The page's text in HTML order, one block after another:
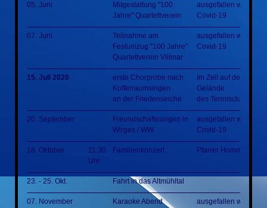
05. Juni
Mitgestaltung "100
Jahre" Quartettverein
ausgefallen wegen
Covid-19
07. Juni
Teilnahme am
Festumzug "100 Jahre"
Quartettverein Villmar
ausgefallen wegen
Covid-19
15. Juli 2020
erste Chorprobe nach
Kofferraumsingen
an der Friedenseiche
Im Zelt auf dem
Gelände
des Tennisclubs
20. September
Freundschaftssingen in
Wirges / WW
ausgefallen wegen
Covid-19
18. Oktober
11:30
Uhr
Familienkonzert Pfarrer Homm Park
23. - 25. Okt. Fahrt in das Altmühltal
07. November Karaoke Abend
ausgefallen wegen